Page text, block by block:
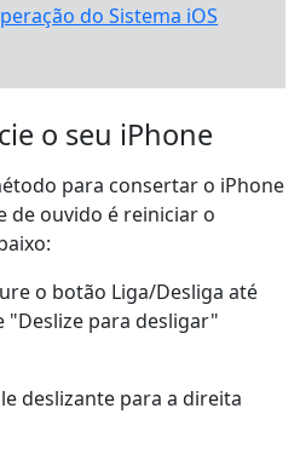
do Sistema iOS
o seu iPhone
para consertar o iPhone
de ouvido é reiniciar o
o botão Liga/Desliga até
para desligar"
deslizante para a direita